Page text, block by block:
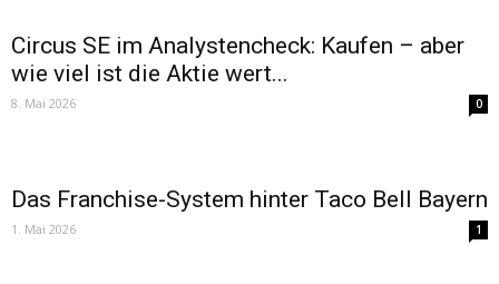
Circus SE im Analystencheck: Kaufen – aber
wie viel ist die Aktie wert...
8. Mai 2026 0
Das Franchise-System hinter Taco Bell Bayern
1. Mai 2026 1